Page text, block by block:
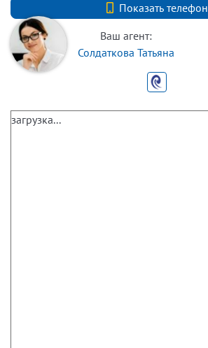
Показать телефон
+7 (812) 740-70-40
Ваш агент:
Солдаткова Татьяна
загрузка...